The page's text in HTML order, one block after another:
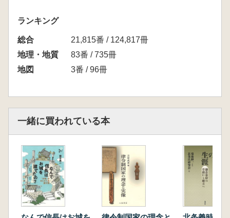
ランキング
総合
21,815番 / 124,817冊
地理・地質
83番 / 735冊
地図
3番 / 96冊
一緒に買われている本